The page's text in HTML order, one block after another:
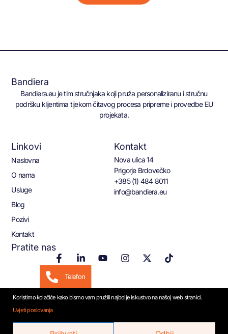
Koristimo kolačiće kako bismo vam pružili najbolje iskustvo na našoj web stranici.
Uvjeti poslovanja
Bandiera
Bandiera.eu je tim stručnjaka koji pruža personaliziranu i stručnu
podršku klijentima tijekom čitavog procesa pripreme i provedbe EU
projekata.
Linkovi
Naslovna
O nama
Usluge
Blog
Pozivi
Kontakt
Kontakt
Nova ulica 14
Prigorje Brdovečko
+385 (1) 484 8011
info@bandiera.eu
Pratite nas
Telefon
Email
WhatsApp